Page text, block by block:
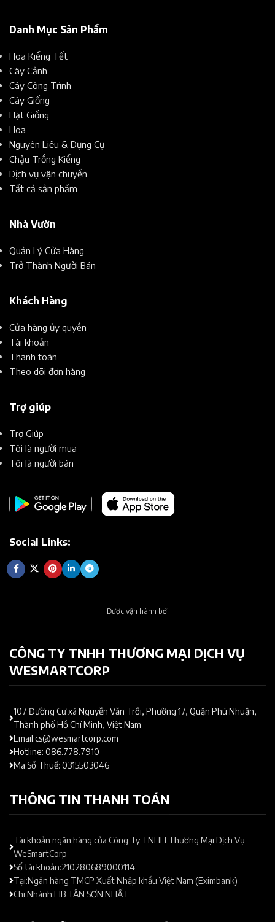
Danh Mục Sản Phẩm
Hoa Kiểng Tết
Cây Cảnh
Cây Công Trình
Cây Giống
Hạt Giống
Hoa
Nguyên Liệu & Dụng Cụ
Chậu Trồng Kiểng
Dịch vụ vận chuyển
Tất cả sản phẩm
Nhà Vườn
Quản Lý Cửa Hàng
Trở Thành Người Bán
Khách Hàng
Cửa hàng ủy quyền
Tài khoản
Thanh toán
Theo dõi đơn hàng
Trợ giúp
Trợ Giúp
Tôi là người mua
Tôi là người bán
Social Links:
Được vận hành bởi
CÔNG TY TNHH THƯƠNG MẠI DỊCH VỤ
WESMARTCORP
107 Đường Cư xá Nguyễn Văn Trỗi, Phường 17, Quận Phú Nhuận,
Thành phố Hồ Chí Minh, Việt Nam
Email:cs@wesmartcorp.com
Hotline: 086.778.7910
Mã Số Thuế: 0315503046
THÔNG TIN THANH TOÁN
Tài khoản ngân hàng của Công Ty TNHH Thương Mại Dịch Vụ
WeSmartCorp
Số tài khoản:210280689000114
Tại:Ngân hàng TMCP Xuất Nhập khẩu Việt Nam (Eximbank)
Chi Nhánh:EIB TÂN SƠN NHẤT